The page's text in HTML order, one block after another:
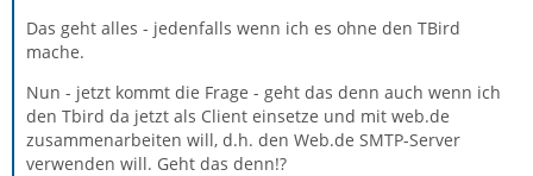
Das geht alles - jedenfalls wenn ich es ohne den TBird
mache.
Nun - jetzt kommt die Frage - geht das denn auch wenn ich
den Tbird da jetzt als Client einsetze und mit web.de
zusammenarbeiten will, d.h. den Web.de SMTP-Server
verwenden will. Geht das denn!?